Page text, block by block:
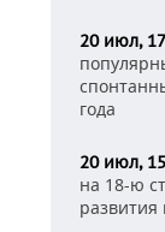
20 июл,
года
20 июл,
на 18-ю
развития